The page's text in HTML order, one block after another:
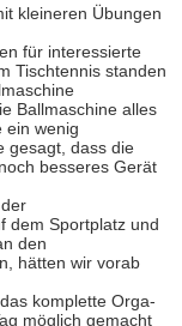
kleineren Übungen
für interessierte
Tischtennis standen
Ballmaschine alles
ein wenig
gesagt, dass die
besseres Gerät
dem Sportplatz und
den
hätten wir vorab
komplette Orga-
möglich gemacht